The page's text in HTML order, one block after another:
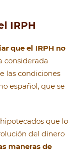
IRPH
que el IRPH no
considerada
las condiciones
español, que se
que lo
del dinero
maneras de